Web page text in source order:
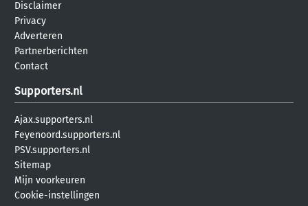
Disclaimer
Privacy
Adverteren
Partnerberichten
Contact
Supporters.nl
Ajax.supporters.nl
Feyenoord.supporters.nl
PSV.supporters.nl
Sitemap
Mijn voorkeuren
Cookie-instellingen